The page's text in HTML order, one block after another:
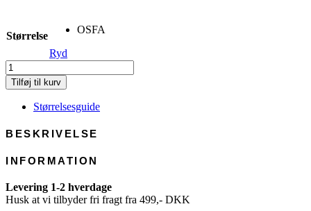
Størrelse
OSFA
Ryd
Beanie
Solid
-
Wool
antal
Tilføj til kurv
Størrelsesguide
BESKRIVELSE
INFORMATION
Levering 1-2 hverdage
Husk at vi tilbyder fri fragt fra 499,- DKK